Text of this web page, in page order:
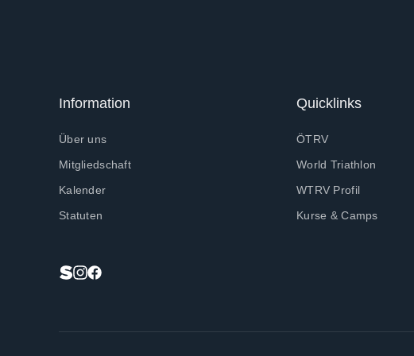
Information
Über uns
Mitgliedschaft
Kalender
Statuten
Quicklinks
ÖTRV
World Triathlon
WTRV Profil
Kurse & Camps